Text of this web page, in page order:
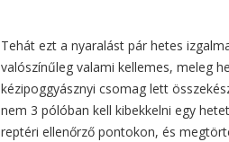
Tehát ezt a nyaralást pár hetes
valószínűleg valami kellemes, meleg
kézipoggyásznyi csomag lett
nem 3 pólóban kell kibekkelni egy
reptéri ellenőrző pontokon, és